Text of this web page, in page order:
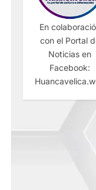
En
con el Portal
Noticias en
Facebook: